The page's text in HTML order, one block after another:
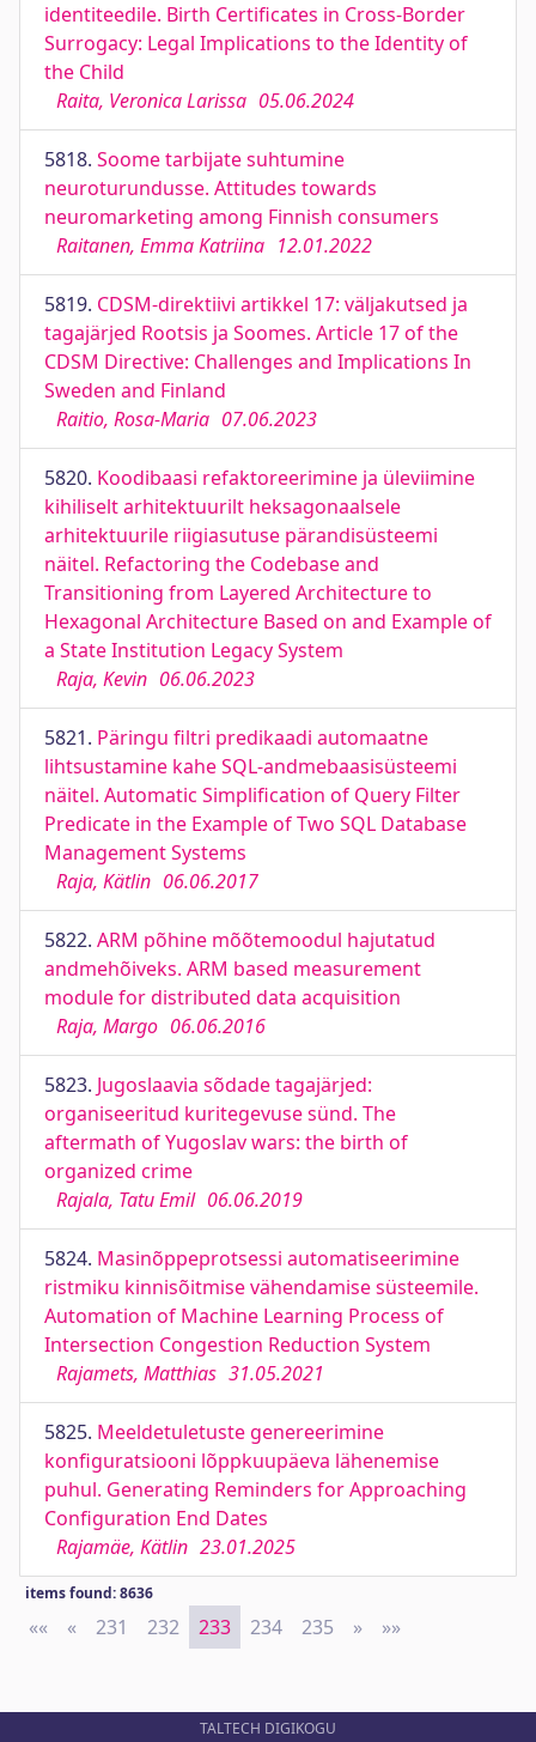
identiteedile. Birth Certificates in Cross-Border
Surrogacy: Legal Implications to the Identity of
the Child
Raita, Veronica Larissa 05.06.2024
5818. Soome tarbijate suhtumine
neuroturundusse. Attitudes towards
neuromarketing among Finnish consumers
Raitanen, Emma Katriina 12.01.2022
5819. CDSM-direktiivi artikkel 17: väljakutsed ja
tagajärjed Rootsis ja Soomes. Article 17 of the
CDSM Directive: Challenges and Implications In
Sweden and Finland
Raitio, Rosa-Maria 07.06.2023
5820. Koodibaasi refaktoreerimine ja üleviimine
kihiliselt arhitektuurilt heksagonaalsele
arhitektuurile riigiasutuse pärandisüsteemi
näitel. Refactoring the Codebase and
Transitioning from Layered Architecture to
Hexagonal Architecture Based on and Example of
a State Institution Legacy System
Raja, Kevin 06.06.2023
5821. Päringu filtri predikaadi automaatne
lihtsustamine kahe SQL-andmebaasisüsteemi
näitel. Automatic Simplification of Query Filter
Predicate in the Example of Two SQL Database
Management Systems
Raja, Kätlin 06.06.2017
5822. ARM põhine mõõtemoodul hajutatud
andmehõiveks. ARM based measurement
module for distributed data acquisition
Raja, Margo 06.06.2016
5823. Jugoslaavia sõdade tagajärjed:
organiseeritud kuritegevuse sünd. The
aftermath of Yugoslav wars: the birth of
organized crime
Rajala, Tatu Emil 06.06.2019
5824. Masinõppeprotsessi automatiseerimine
ristmiku kinnisõitmise vähendamise süsteemile.
Automation of Machine Learning Process of
Intersection Congestion Reduction System
Rajamets, Matthias 31.05.2021
5825. Meeldetuletuste genereerimine
konfiguratsiooni lõppkuupäeva lähenemise
puhul. Generating Reminders for Approaching
Configuration End Dates
Rajamäe, Kätlin 23.01.2025
items found: 8636
«« First
« Previous
231 232 233 234 235 » Next
»»
TALTECH DIGIKOGU